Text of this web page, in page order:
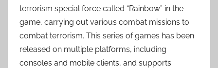
terrorism special force called “Rainbow” in the
game, carrying out various combat missions to
combat terrorism. This series of games has been
released on multiple platforms, including
consoles and mobile clients, and supports